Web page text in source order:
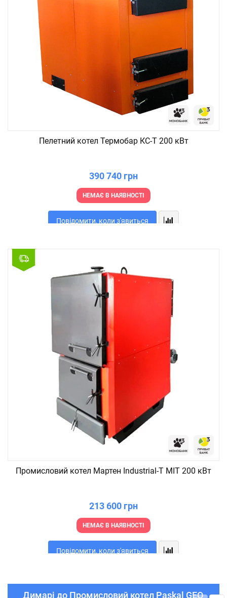
Пелетний котел Термобар КС-Т 200 кВт
390 740 грн
НЕМАЄ В НАЯВНОСТІ
Повідомити, коли з'явиться
Промисловий котел Мартен Industrial-T MIT 200 кВт
213 600 грн
НЕМАЄ В НАЯВНОСТІ
Повідомити, коли з'явиться
Димарі до Промисловий котел Paskal GEO